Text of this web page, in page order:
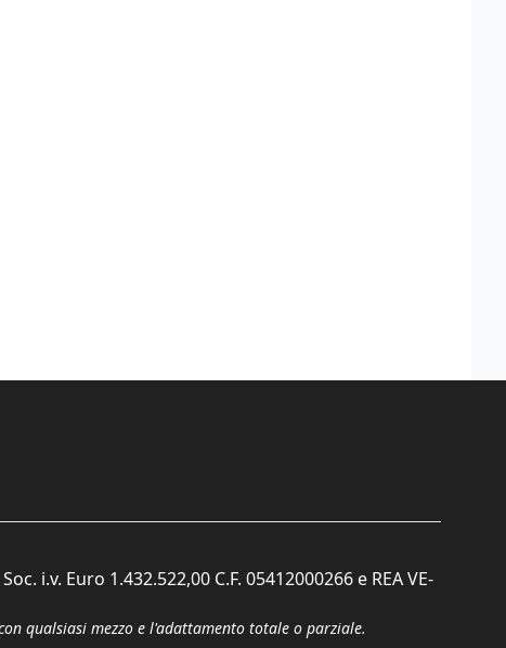
i.v. Euro 1.432.522,00 C.F. 05412000266 e REA VE-
qualsiasi mezzo e l'adattamento totale o parziale.